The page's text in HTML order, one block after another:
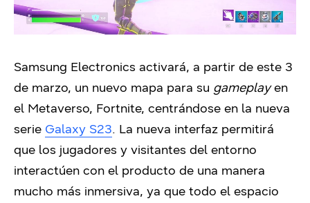
Samsung Electronics activará, a partir de este 3
de marzo, un nuevo mapa para su gameplayen
el Metaverso, Fortnite, centrándose en la nueva
serie Galaxy S23. La nueva interfaz permitirá
que los jugadores y visitantes del entorno
interactúen con el producto de una manera
mucho más inmersiva, ya que todo el espacio